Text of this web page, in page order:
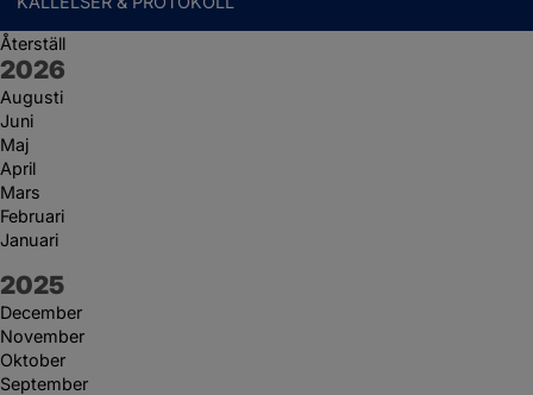
Återställ
År:
2026
Augusti
Juni
Maj
April
Mars
Februari
Januari
År:
2025
December
November
Oktober
September